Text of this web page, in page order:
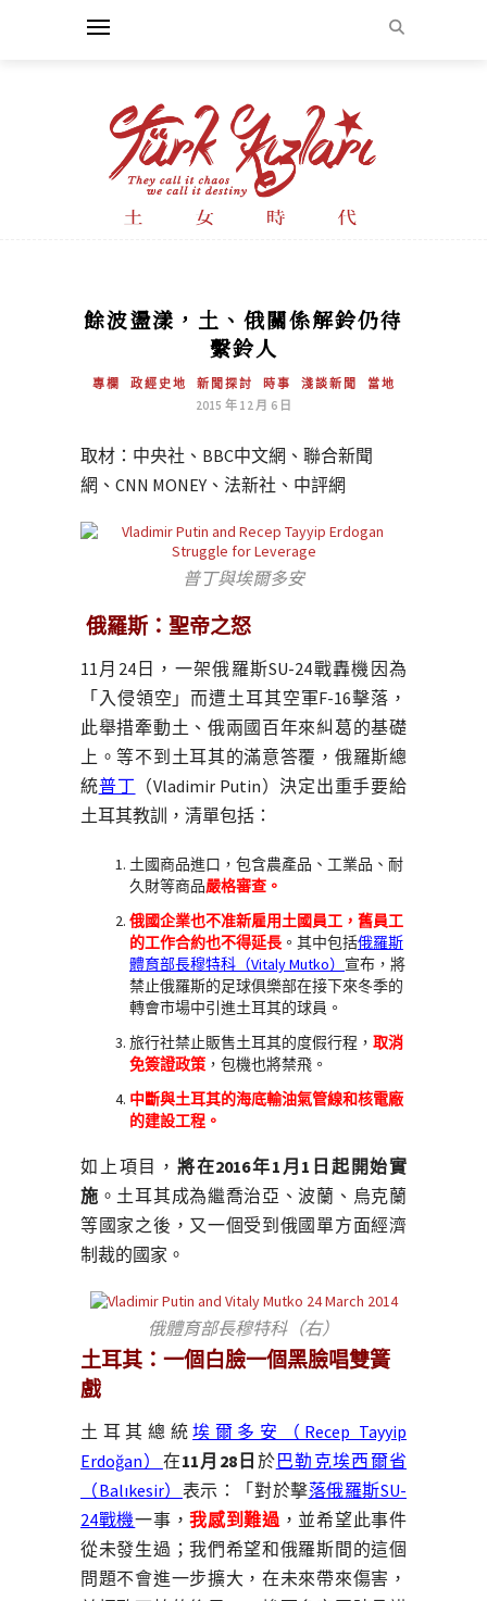
餘波盪漾，土、俄關係解鈴仍待
繫鈴人
專欄 政經史地 新聞探討 時事 淺談新聞
當地
2015 年 12 月 6 日
取材：中央社、BBC中文網、聯合新聞
網、CNN MONEY、法新社、中評網
普丁與埃爾多安
俄羅斯：聖帝之怒
11月24日，一架俄羅斯SU-24戰轟機因為
「入侵領空」而遭土耳其空軍F-16擊落，
此舉措牽動土、俄兩國百年來糾葛的基礎
上。等不到土耳其的滿意答覆，俄羅斯總
統普丁 （Vladimir Putin）決定出重手要給
土耳其教訓，清單包括：
土國商品進口，包含農產品、工業品、耐
久財等商品嚴格審查。
俄國企業也不准新雇用土國員工，舊員工
的工作合約也不得延長 。其中包括俄羅斯
體育部長穆特科（Vitaly Mutko） 宣布，將
禁止俄羅斯的足球俱樂部在接下來冬季的
轉會市場中引進土耳其的球員。
旅行社禁止販售土耳其的度假行程， 取消
免簽證政策 ，包機也將禁飛。
中斷與土耳其的海底輸油氣管線和核電廠
的建設工程。
如上項目， 將在2016年1月1日起開始實
施 。土耳其成為繼喬治亞、波蘭、烏克蘭
等國家之後，又一個受到俄國單方面經濟
制裁的國家。
俄體育部長穆特科（右）
土耳其：一個白臉一個黑臉唱雙簧
戲
土耳其總統埃爾多安（Recep Tayyip
Erdoğan） 在11月28日 於巴勒克埃西爾省
（Balıkesir） 表示：「對於擊落俄羅斯SU-
24戰機一事，我感到難過，並希望此事件
從未發生過；我們希望和俄羅斯間的這個
問題不會進一步擴大，在未來帶來傷害，